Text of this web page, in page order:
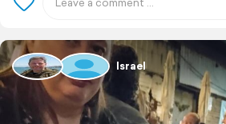
Israel